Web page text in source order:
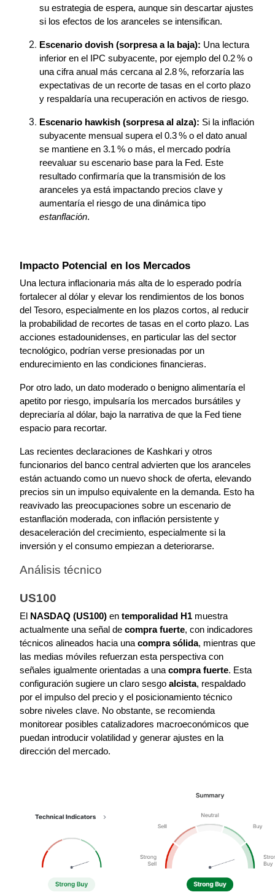
su estrategia de espera, aunque sin descartar ajustes
si los efectos de los aranceles se intensifican.
Escenario dovish (sorpresa a la baja): Una lectura
inferior en el IPC subyacente, por ejemplo del 0.2 % o
una cifra anual más cercana al 2.8 %, reforzaría las
expectativas de un recorte de tasas en el corto plazo
y respaldaría una recuperación en activos de riesgo.
Escenario hawkish (sorpresa al alza): Si la inflación
subyacente mensual supera el 0.3 % o el dato anual
se mantiene en 3.1 % o más, el mercado podría
reevaluar su escenario base para la Fed. Este
resultado confirmaría que la transmisión de los
aranceles ya está impactando precios clave y
estanflación.
Impacto Potencial en los Mercados
Una lectura inflacionaria más alta de lo esperado podría
fortalecer al dólar y elevar los rendimientos de los bonos
del Tesoro, especialmente en los plazos cortos, al reducir
la probabilidad de recortes de tasas en el corto plazo. Las
acciones estadounidenses, en particular las del sector
tecnológico, podrían verse presionadas por un
endurecimiento en las condiciones financieras.
Por otro lado, un dato moderado o benigno alimentaría el
apetito por riesgo, impulsaría los mercados bursátiles y
depreciaría al dólar, bajo la narrativa de que la Fed tiene
espacio para recortar.
Las recientes declaraciones de Kashkari y otros
funcionarios del banco central advierten que los aranceles
están actuando como un nuevo shock de oferta, elevando
precios sin un impulso equivalente en la demanda. Esto ha
reavivado las preocupaciones sobre un escenario de
estanflación moderada, con inflación persistente y
desaceleración del crecimiento, especialmente si la
inversión y el consumo empiezan a deteriorarse.
Análisis técnico
US100
El NASDAQ (US100) en temporalidad H1 muestra
actualmente una señal de compra fuerte, con indicadores
técnicos alineados hacia una compra sólida, mientras que
las medias móviles refuerzan esta perspectiva con
señales igualmente orientadas a una compra fuerte. Esta
configuración sugiere un claro sesgo alcista, respaldado
por el impulso del precio y el posicionamiento técnico
sobre niveles clave. No obstante, se recomienda
monitorear posibles catalizadores macroeconómicos que
puedan introducir volatilidad y generar ajustes en la
dirección del mercado.